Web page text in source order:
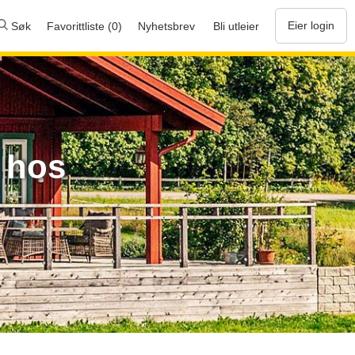
Søk Favorittliste (0) Nyhetsbrev Bli utleier Eier login